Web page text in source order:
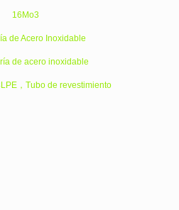
16Mo3
de Acero Inoxidable
de acero inoxidable
，Tubo de revestimiento